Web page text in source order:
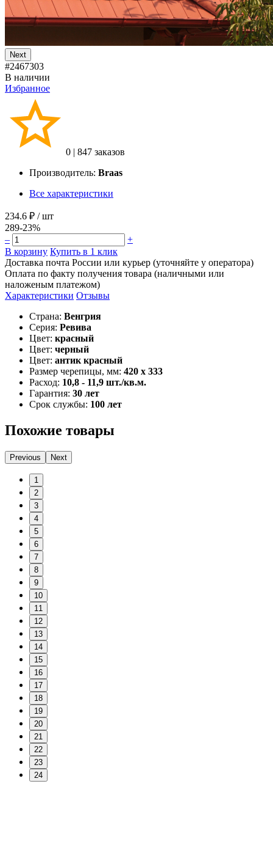
Next
#2467303
В наличии
Избранное
0 | 847 заказов
Производитель: Braas
Все характеристики
234.6 ₽ / шт
289-23%
–
+
В корзину Купить в 1 клик
Доставка почта России или курьер (уточняйте у оператора)
Оплата по факту получения товара (наличными или
наложеным платежом)
Характеристики Отзывы
Страна: Венгрия
Серия: Ревива
Цвет: красный
Цвет: черный
Цвет: антик красный
Размер черепицы, мм: 420 x 333
Расход: 10,8 - 11,9 шт./кв.м.
Гарантия: 30 лет
Срок службы: 100 лет
Похожие товары
Previous Next
1
2
3
4
5
6
7
8
9
10
11
12
13
14
15
16
17
18
19
20
21
22
23
24